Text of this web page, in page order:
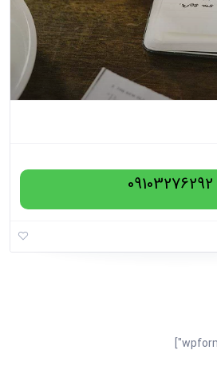
09103276292